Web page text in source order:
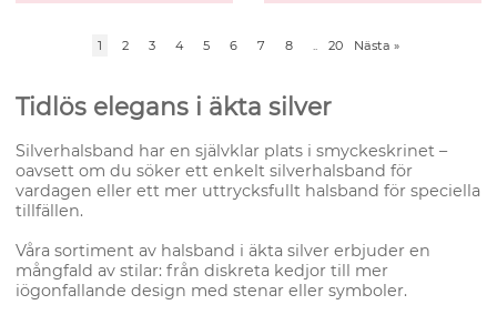
1 2 3 4 5 6 7 8 .. 20 Nästa »
Tidlös elegans i äkta silver
Silverhalsband har en självklar plats i smyckeskrinet –
oavsett om du söker ett enkelt silverhalsband för
vardagen eller ett mer uttrycksfullt halsband för speciella
tillfällen.
Våra sortiment av halsband i äkta silver erbjuder en
mångfald av stilar: från diskreta kedjor till mer
iögonfallande design med stenar eller symboler.